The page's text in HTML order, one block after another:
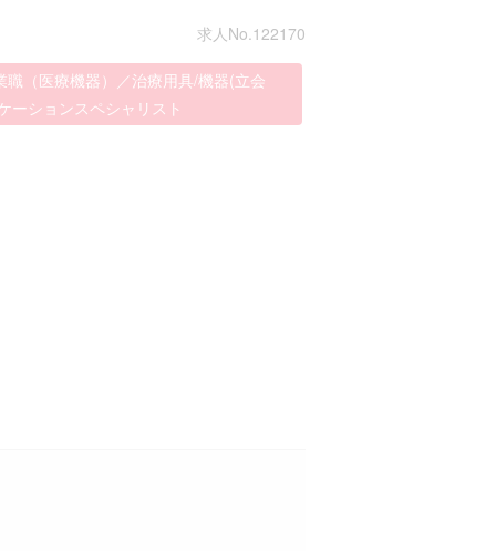
求人No.122170
（医療機器）／治療用具/機器(立会
ーションスペシャリスト